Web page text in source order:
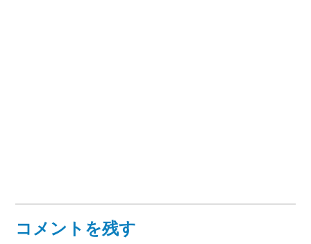
コメントを残す